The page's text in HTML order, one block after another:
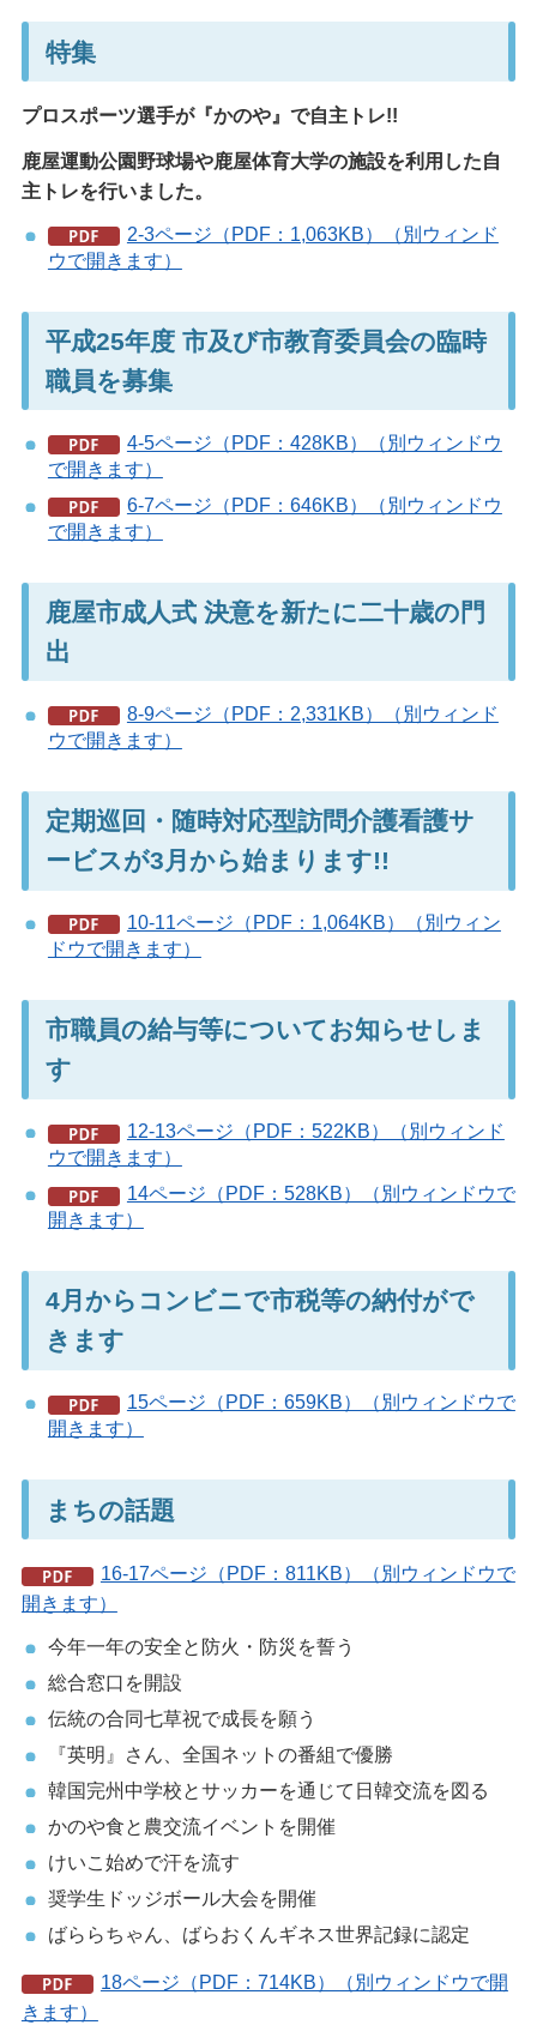
特集
プロスポーツ選手が『かのや』で自主トレ!!
鹿屋運動公園野球場や鹿屋体育大学の施設を利用した自
主トレを行いました。
2-3ページ（PDF：1,063KB）（別ウィンド
ウで開きます）
平成25年度 市及び市教育委員会の臨時
職員を募集
4-5ページ（PDF：428KB）（別ウィンドウ
で開きます）
6-7ページ（PDF：646KB）（別ウィンドウ
で開きます）
鹿屋市成人式 決意を新たに二十歳の門
出
8-9ページ（PDF：2,331KB）（別ウィンド
ウで開きます）
定期巡回・随時対応型訪問介護看護サ
ービスが3月から始まります!!
10-11ページ（PDF：1,064KB）（別ウィン
ドウで開きます）
市職員の給与等についてお知らせしま
す
12-13ページ（PDF：522KB）（別ウィンド
ウで開きます）
14ページ（PDF：528KB）（別ウィンドウで
開きます）
4月からコンビニで市税等の納付がで
きます
15ページ（PDF：659KB）（別ウィンドウで
開きます）
まちの話題
16-17ページ（PDF：811KB）（別ウィンドウで
開きます）
今年一年の安全と防火・防災を誓う
総合窓口を開設
伝統の合同七草祝で成長を願う
『英明』さん、全国ネットの番組で優勝
韓国完州中学校とサッカーを通じて日韓交流を図る
かのや食と農交流イベントを開催
けいこ始めで汗を流す
奨学生ドッジボール大会を開催
ばららちゃん、ばらおくんギネス世界記録に認定
18ページ（PDF：714KB）（別ウィンドウで開
きます）